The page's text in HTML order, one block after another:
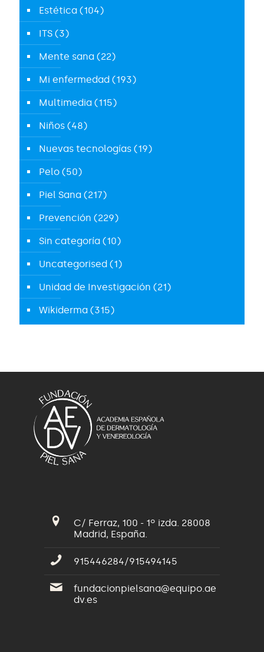
Estética (104)
ITS (3)
Mente sana (22)
Mi enfermedad (193)
Multimedia (115)
Niños (48)
Nuevas tecnologías (19)
Pelo (50)
Piel Sana (217)
Prevención (229)
Sin categoría (10)
Uncategorised (1)
Unidad de Investigación (21)
Wikiderma (315)
C/ Ferraz, 100 - 1º izda. 28008
Madrid, España.
915446284/915494145
fundacionpielsana@equipo.ae
dv.es